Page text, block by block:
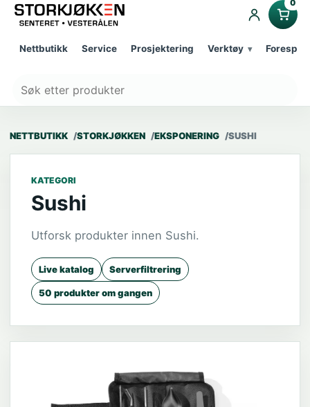
Nettbutikk Service Prosjektering Verktøy
0
NETTBUTIKK STORKJØKKEN EKSPONERING SUSHI
KATEGORI
Sushi
Utforsk produkter innen Sushi.
Live katalog Serverfiltrering
50 produkter om gangen